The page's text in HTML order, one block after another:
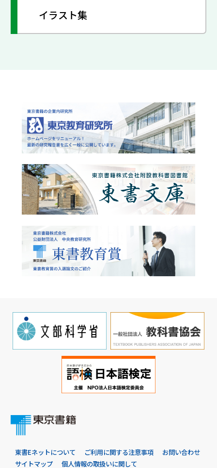
イラスト集
東書Eネットについて ご利用に関する注意事項
お問い合わせ
サイトマップ
個人情報の取扱いに関して